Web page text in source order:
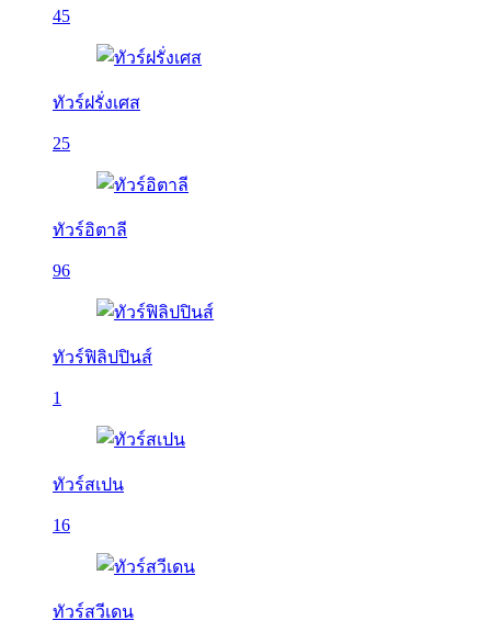
45
ทัวร์ฝรั่งเศส
25
ทัวร์อิตาลี
96
ทัวร์ฟิลิปปินส์
1
ทัวร์สเปน
16
ทัวร์สวีเดน